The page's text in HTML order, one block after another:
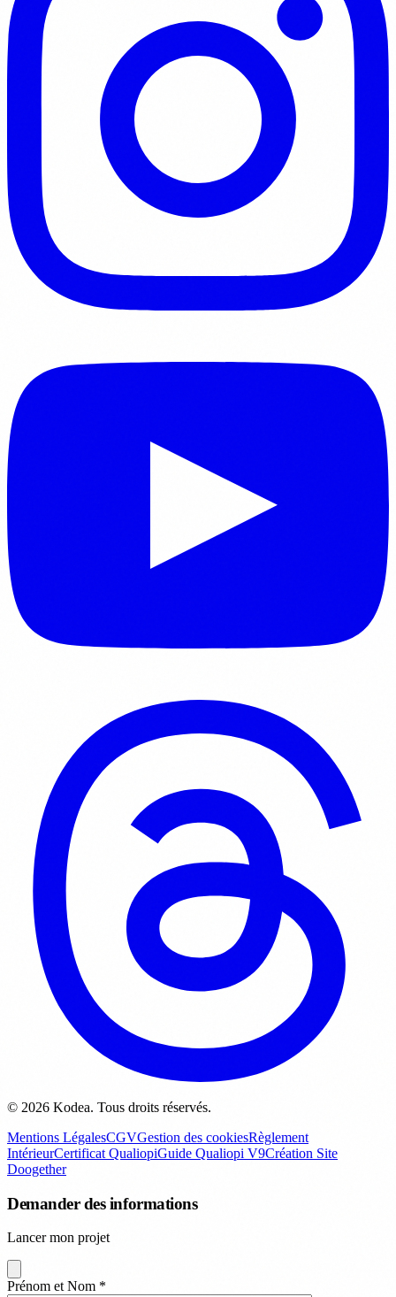
© 2026 Kodea. Tous droits réservés.
Mentions LégalesCGVGestion des cookiesRèglement
IntérieurCertificat QualiopiGuide Qualiopi V9Création Site
Doogether
Demander des informations
Lancer mon projet
Prénom et Nom *